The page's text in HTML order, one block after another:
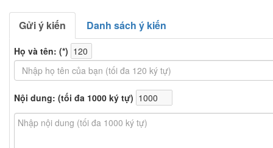
Gửi ý kiến Danh sách ý kiến
Họ và tên: (*)
Nội dung: (tối đa 1000 ký tự)